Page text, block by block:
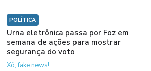
POLÍTICA
Urna eletrônica passa por Foz em
semana de ações para mostrar
segurança do voto
Xô, fake news!